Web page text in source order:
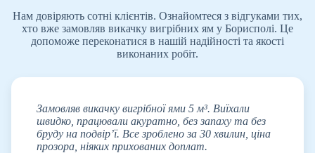
Нам довіряють сотні клієнтів. Ознайомтеся з відгуками тих,
хто вже замовляв викачку вигрібних ям у Борисполі. Це
допоможе переконатися в нашій надійності та якості
виконаних робіт.
Замовляв викачку вигрібної ями 5 м³. Виїхали
швидко, працювали акуратно, без запаху та без
бруду на подвір’ї. Все зроблено за 30 хвилин, ціна
прозора, ніяких прихованих доплат.